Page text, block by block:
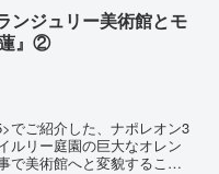
ンジュリー美術館とモ
』②
でご紹介した、ナポレオン3
ルリー庭園の巨大なオレン
で美術館へと変貌すること